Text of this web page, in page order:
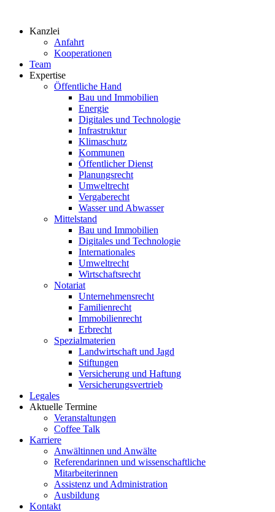
springenKanzlei
Anfahrt
Kooperationen
Team
Expertise
Öffentliche Hand
Bau und Immobilien
Energie
Digitales und Technologie
Infrastruktur
Klimaschutz
Kommunen
Öffentlicher Dienst
Planungsrecht
Umweltrecht
Vergaberecht
Wasser und Abwasser
Mittelstand
Bau und Immobilien
Digitales und Technologie
Internationales
Umweltrecht
Wirtschaftsrecht
Notariat
Unternehmensrecht
Familienrecht
Immobilienrecht
Erbrecht
Spezialmaterien
Landwirtschaft und Jagd
Stiftungen
Versicherung und Haftung
Versicherungsvertrieb
Legales
Aktuelle Termine
Veranstaltungen
Coffee Talk
Karriere
Anwältinnen und Anwälte
Referendarinnen und wissenschaftliche
Mitarbeiterinnen
Assistenz und Administration
Ausbildung
Kontakt